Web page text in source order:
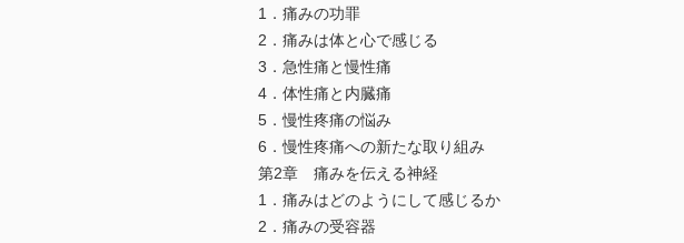
1．痛みの功罪
2．痛みは体と心で感じる
3．急性痛と慢性痛
4．体性痛と内臓痛
5．慢性疼痛の悩み
6．慢性疼痛への新たな取り組み
第2章 痛みを伝える神経
1．痛みはどのようにして感じるか
2．痛みの受容器